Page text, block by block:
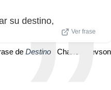
su destino,
Ver frase
de Destino | Charles Revson